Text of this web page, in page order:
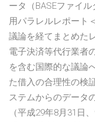
ータ（BASEファイ
用パラレルレポート
議論を経てまとめた
電子決済等代行業者
を含む国際的な議論
た借入の合理性の検
ステムからのデータ
（平成29年8月31日